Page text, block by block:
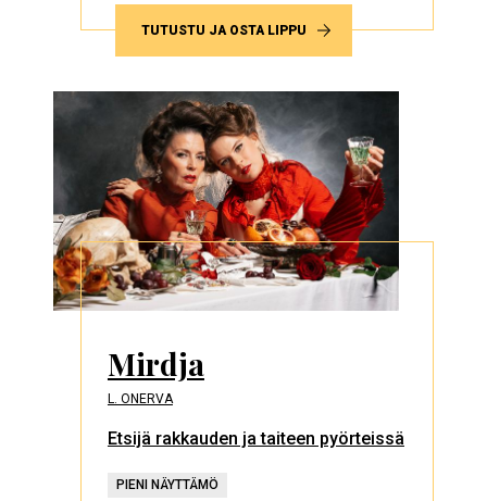
TUTUSTU JA OSTA LIPPU
Mirdja
L. ONERVA
Etsijä rakkauden ja taiteen pyörteissä
PIENI NÄYTTÄMÖ